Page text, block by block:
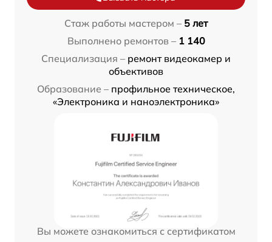
Стаж работы мастером – 5 лет
Выполнено ремонтов – 1 140
Специализация – ремонт видеокамер и
объективов
Образование – профильное техническое,
«Электроника и наноэлектроника»
Вы можете ознакомиться с сертификатом